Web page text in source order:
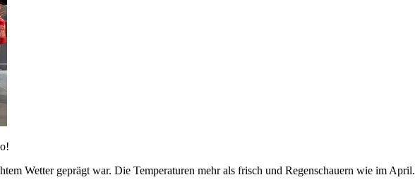
Wetter geprägt war. Die Temperaturen mehr als frisch und Regenschauern wie im April.